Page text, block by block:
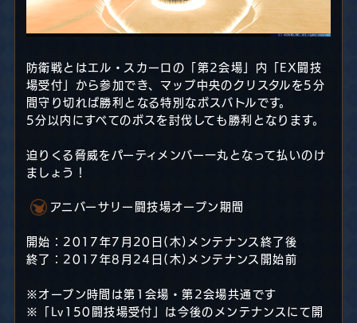
防衛戦とはエル・スカーロの「第2会場」内「EX闘技
場受付」から参加でき、マップ中央のクリスタルを5分
間守り切れば勝利となる特別なボスバトルです。
5分以内にすべてのボスを討伐しても勝利となります。
迫りくる脅威をパーティメンバー一丸となって払いのけ
ましょう！
アニバーサリー闘技場オープン期間
開始：2017年7月20日(木)メンテナンス終了後
終了：2017年8月24日(木)メンテナンス開始前
※オープン時間は第1会場・第2会場共通です
※「Lv150闘技場受付」は今後のメンテナンスにて開